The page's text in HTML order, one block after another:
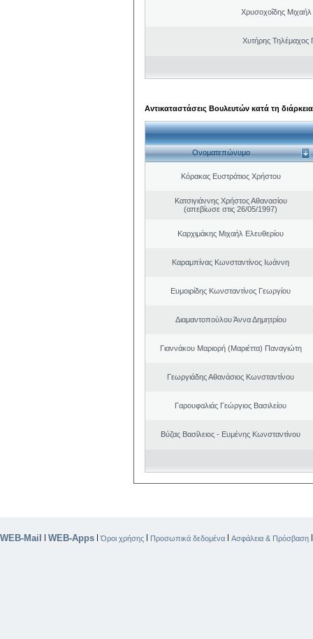
Χρυσοχοΐδης Μιχαήλ
Χυτήρης Τηλέμαχος
Αντικαταστάσεις Βουλευτών κατά τη
Ονοματεπώνυμο
Κόρακας Ευστράτιος Χρήστου
Κατσιγιάννης Χρήστος Αθανασίου
(απεβίωσε στις 26/05/1997)
Καρχιμάκης Μιχαήλ Ελευθερίου
Καραμπίνας Κωνσταντίνος Ιωάννη
Ευμοιρίδης Κωνσταντίνος Γεωργίου
Διαμαντοπούλου Άννα Δημητρίου
Γιαννάκου Μαριορή (Μαριέττα) Παναγιώτη
Γεωργιάδης Αθανάσιος Κωνσταντίνου
Γαρουφαλιάς Γεώργιος Βασιλείου
Βύζας Βασίλειος - Ευμένης Κωνσταντίνου
WEB-Mail | WEB-Apps |Όροι χρήσης | Προσωπικά δεδομένα | Ασφάλεια & Πρόσβαση